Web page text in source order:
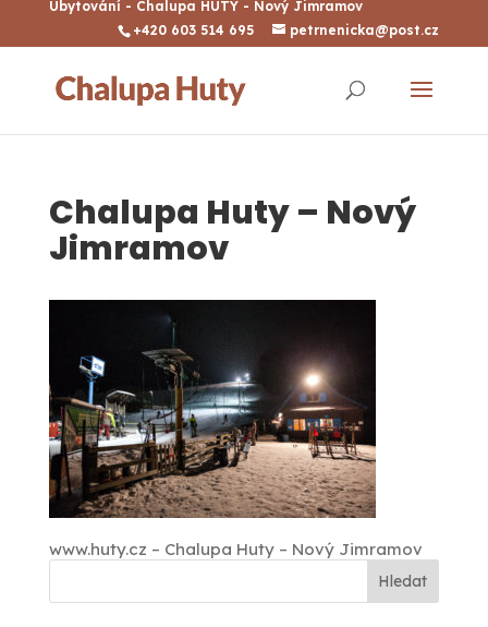
Ubytování - Chalupa HUTY - Nový Jimramov
+420 603 514 695
petrnenicka@post.cz
Chalupa Huty – Nový
Jimramov
www.huty.cz – Chalupa Huty – Nový Jimramov